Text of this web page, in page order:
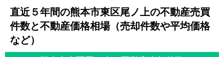
直近５年間の熊本市東区尾ノ上の不動産売買
件数と不動産価格相場（売却件数や平均価格
など）